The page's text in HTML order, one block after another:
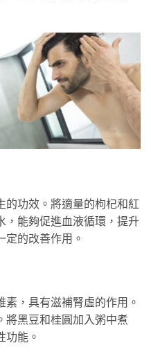
的功效。將適量的枸杞和紅
，能夠促進血液循環，提升
定的改善作用。
，具有滋補腎虛的作用。
將黑豆和桂圓加入粥中煮
功能。